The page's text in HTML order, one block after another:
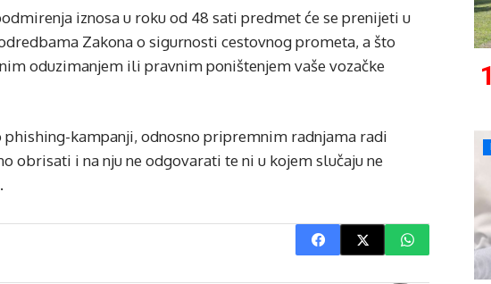
iznosa u roku od 48 sati predmet će se prenijeti u
Zakona o sigurnosti cestovnog prometa, a što
oduzimanjem ili pravnim poništenjem vaše vozačke
phishing-kampanji, odnosno pripremnim radnjama radi
obrisati i na nju ne odgovarati te ni u kojem slučaju ne